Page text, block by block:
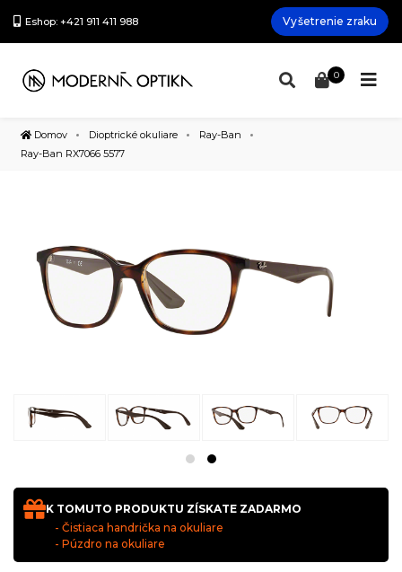
Eshop: +421 911 411 988 Vyšetrenie zraku
0
Domov Dioptrické okuliare
Ray-Ban
Ray-Ban RX7066 5577
K TOMUTO PRODUKTU ZÍSKATE ZADARMO
- Čistiaca handrička na okuliare
- Púzdro na okuliare